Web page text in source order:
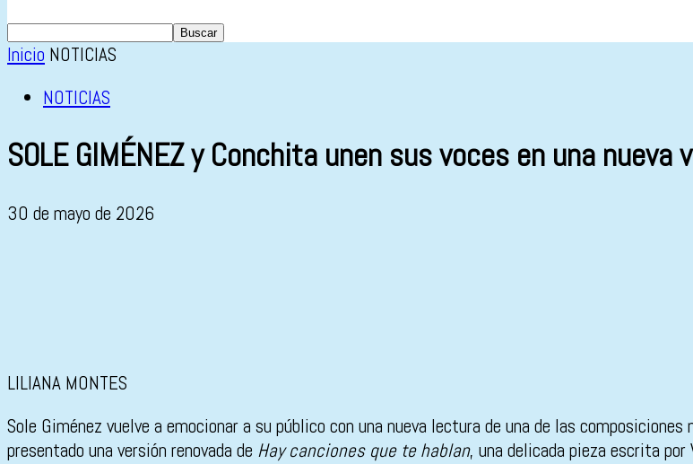
Inicio NOTICIAS
NOTICIAS
SOLE GIMÉNEZ y Conchita unen sus voces en una
30 de mayo de 2026
LILIANA MONTES
Sole Giménez vuelve a emocionar a su público con una nueva lectura de una de las
presentado una versión renovada de Hay canciones que te hablan, una delicada pieza escrita por